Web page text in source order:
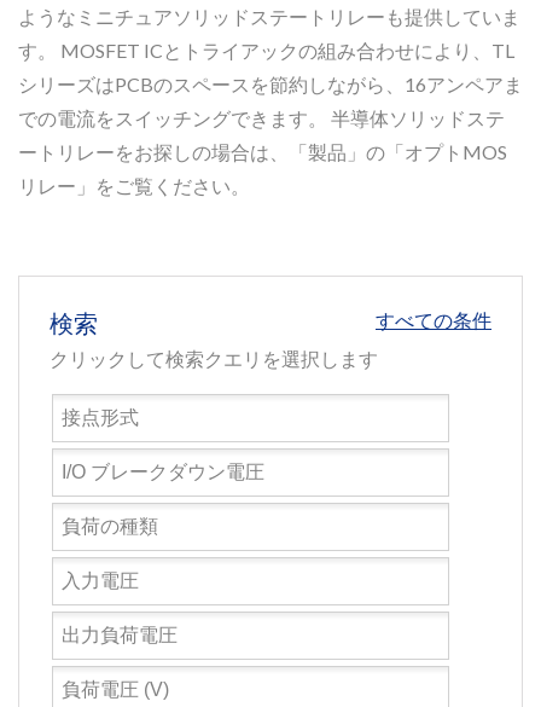
ようなミニチュアソリッドステートリレーも提供していま
す。 MOSFET ICとトライアックの組み合わせにより、TL
シリーズはPCBのスペースを節約しながら、16アンペアま
での電流をスイッチングできます。 半導体ソリッドステ
ートリレーをお探しの場合は、「製品」の「オプトMOS
リレー」をご覧ください。
すべての条件
検索
クリックして検索クエリを選択します